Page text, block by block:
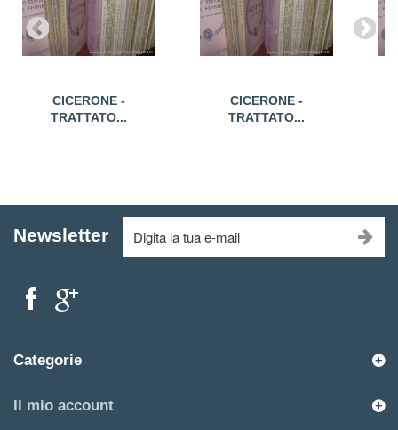
CICERONE -
TRATTATO...
CICERONE -
TRATTATO...
Newsletter
Categorie
Il mio account